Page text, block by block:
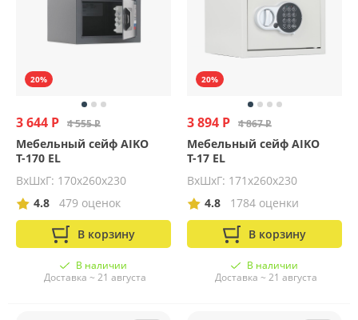
20%
3 644 Р 4 555 Р
Мебельный сейф AIKO
Т-170 EL
ВхШхГ: 170х260х230
4.8
479 оценок
В корзину
В наличии
Доставка ~ 21 августа
20%
3 894 Р 4 867 Р
Мебельный сейф AIKO
Т-17 EL
ВхШхГ: 171х260х230
4.8
1784 оценки
В корзину
В наличии
Доставка ~ 21 августа